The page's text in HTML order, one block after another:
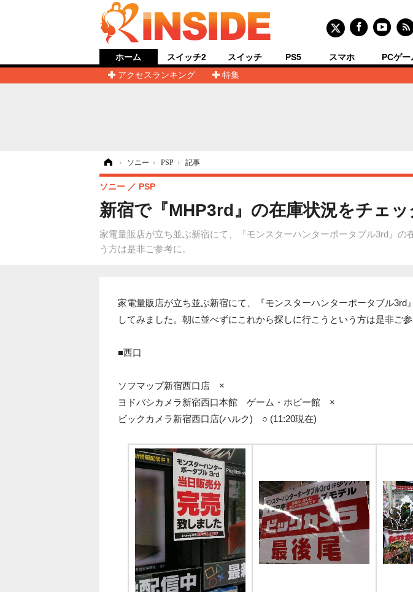
ホーム
アクセスランキング
特集
スイッチ2 スイッチ PS5 スマホ PCゲー
› ソニー › PSP › 記事
新宿で『MHP3rd』の在庫状況をチェッ
家電量販店が立ち並ぶ新宿にて、『モンスターハンターポータブル3rd』
う方は是非ご参考に。
ソニー PSP
家電量販店が立ち並ぶ新宿にて、『モンスターハンターポータブル3rd
してみました。朝に並べずにこれから探しに行こうという方は是非ご参
■西口
ソフマップ新宿西口店 ×
ヨドバシカメラ新宿西口本館 ゲーム・ホビー館 ×
ビックカメラ新宿西口店(ハルク) ○ (11:20現在)